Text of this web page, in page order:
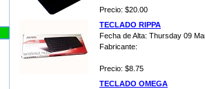
Precio: $20.00
TECLADO RIPPA
Fecha de Alta: Thursday 09
Fabricante:
Precio: $8.75
TECLADO OMEGA